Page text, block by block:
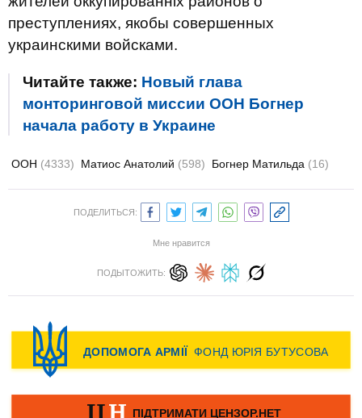
преступлениях, якобы совершенных
украинскими войсками.
Читайте также: Новый глава
монторинговой миссии ООН Богнер
начала работу в Украине
ООН (4333) Матиос Анатолий (598) Богнер Матильда (16)
ПОДЕЛИТЬСЯ:
Мне нравится
ПОДЫТОЖИТЬ: